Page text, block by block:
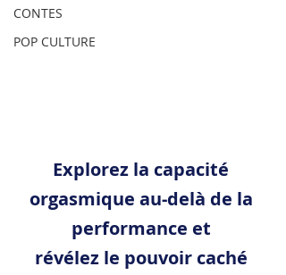
CONTES
POP CULTURE
Explorez la capacité
orgasmique au-delà de la
performance et
révélez le pouvoir caché